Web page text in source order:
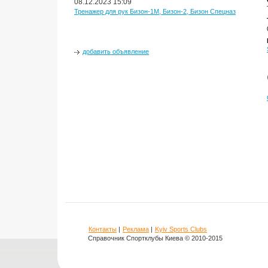
08.12.2023 15:09
Тренажер для рук Бизон-1М, Бизон-2, Бизон Спецназ
добавить объявление
Контакты | Реклама | Kyiv Sports Clubs
Справочник Спортклубы Киева © 2010-2015